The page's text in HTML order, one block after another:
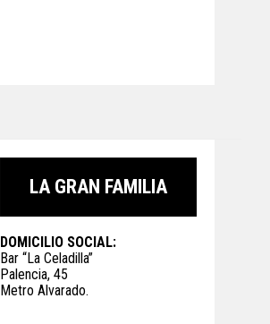
LA GRAN FAMILIA
DOMICILIO SOCIAL:
Bar “La Celadilla”
Palencia, 45
Metro Alvarado.